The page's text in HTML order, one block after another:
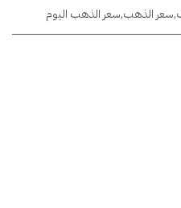
,سعر الذهب,سعر الذهب اليوم